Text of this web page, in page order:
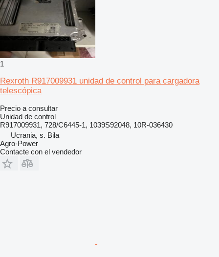
1
Rexroth R917009931 unidad de control para cargadora
telescópica
Precio a consultar
Unidad de control
R917009931, 728/C6445-1, 1039S92048, 10R-036430
Ucrania, s. Bila
Agro-Power
Contacte con el vendedor